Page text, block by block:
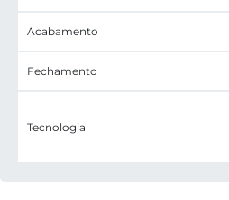
Acabamento
Fechamento
Tecnologia